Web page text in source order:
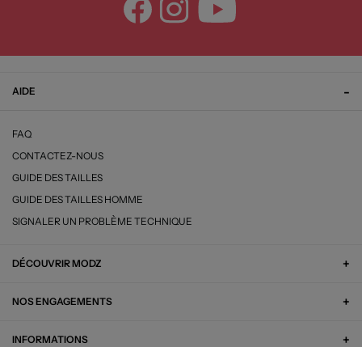
AIDE
FAQ
CONTACTEZ-NOUS
GUIDE DES TAILLES
GUIDE DES TAILLES HOMME
SIGNALER UN PROBLÈME TECHNIQUE
DÉCOUVRIR MODZ
NOS ENGAGEMENTS
INFORMATIONS